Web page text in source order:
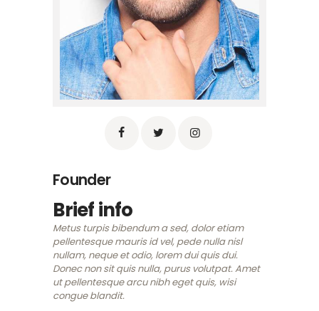
Founder
Brief info
Metus turpis bibendum a sed, dolor etiam
pellentesque mauris id vel, pede nulla nisl
nullam, neque et odio, lorem dui quis dui.
Donec non sit quis nulla, purus volutpat. Amet
ut pellentesque arcu nibh eget quis, wisi
congue blandit.